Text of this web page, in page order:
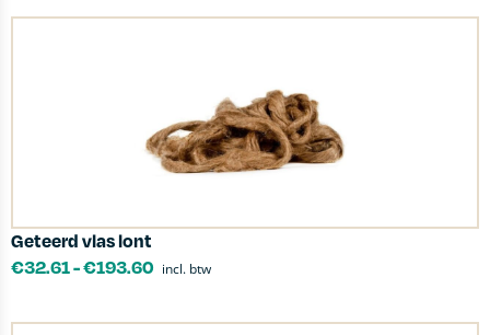
Geteerd vlas lont
€32.61-€193.60 incl. btw